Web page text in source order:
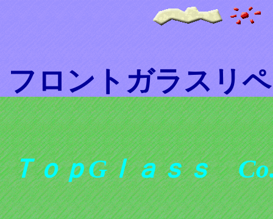
フロントガラスリ
ＴｏｐGｌａｓｓ